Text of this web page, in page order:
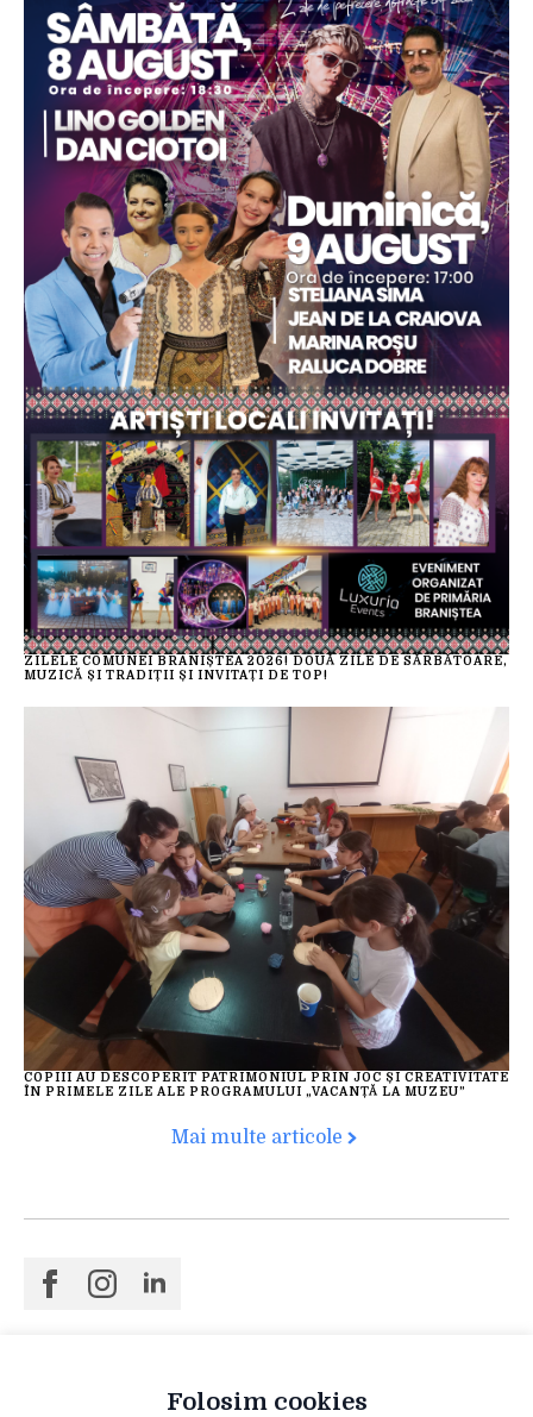
ZILELE COMUNEI BRANIȘTEA 2026! DOUĂ ZILE DE SĂRBĂTOARE,
MUZICĂ ȘI TRADIȚII ȘI INVITAȚI DE TOP!
COPIII AU DESCOPERIT PATRIMONIUL PRIN JOC ȘI CREATIVITATE
ÎN PRIMELE ZILE ALE PROGRAMULUI „VACANȚĂ LA MUZEU”
Mai multe articole
Folosim cookies